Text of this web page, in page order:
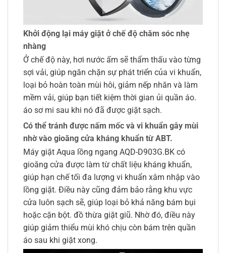
Khởi động lại máy giặt ở chế độ chăm sóc nhẹ
nhàng
Ở chế độ này, hơi nước ấm sẽ thẩm thấu vào từng
sợi vải, giúp ngăn chặn sự phát triển của vi khuẩn,
loại bỏ hoàn toàn mùi hôi, giảm nếp nhăn và làm
mềm vải, giúp bạn tiết kiệm thời gian ủi quần áo.
áo sơ mi sau khi nó đã được giặt sạch.
Có thể tránh được nấm mốc và vi khuẩn gây mùi
nhờ vào gioăng cửa kháng khuẩn từ ABT.
Máy giặt Aqua lồng ngang AQD-D903G.BK có
gioăng cửa được làm từ chất liệu kháng khuẩn,
giúp hạn chế tối đa lượng vi khuẩn xâm nhập vào
lồng giặt. Điều này cũng đảm bảo rằng khu vực
cửa luôn sạch sẽ, giúp loại bỏ khả năng bám bụi
hoặc cặn bột. đồ thừa giặt giũ. Nhờ đó, điều này
giúp giảm thiểu mùi khó chịu còn bám trên quần
áo sau khi giặt xong.